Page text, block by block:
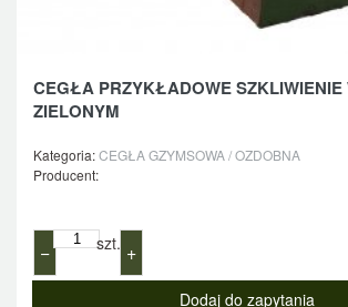
CEGŁA PRZYKŁADOWE SZKLIWIENIE
ZIELONYM
Kategoria:CEGŁA GZYMSOWA / OZDOBNA
Producent:
− szt. +